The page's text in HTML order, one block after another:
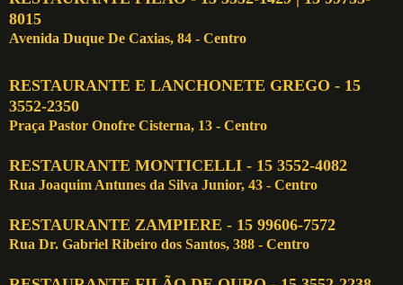
8015
Avenida Duque De Caxias, 84 - Centro
RESTAURANTE E LANCHONETE GREGO - 15
3552-2350
Praça Pastor Onofre Cisterna, 13 - Centro
RESTAURANTE MONTICELLI - 15 3552-4082
Rua Joaquim Antunes da Silva Junior, 43 - Centro
RESTAURANTE ZAMPIERE - 15 99606-7572
Rua Dr. Gabriel Ribeiro dos Santos, 388 - Centro